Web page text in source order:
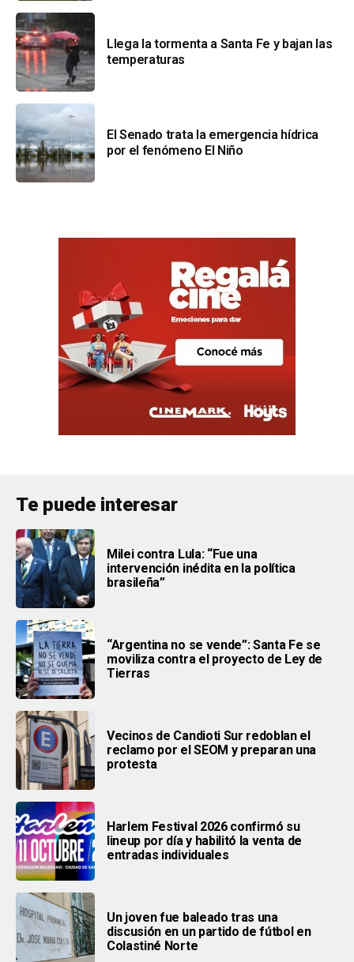
Llega la tormenta a Santa Fe y bajan las
temperaturas
El Senado trata la emergencia hídrica
por el fenómeno El Niño
Te puede interesar
Milei contra Lula: “Fue una
intervención inédita en la política
brasileña”
“Argentina no se vende”: Santa Fe se
moviliza contra el proyecto de Ley de
Tierras
Vecinos de Candioti Sur redoblan el
reclamo por el SEOM y preparan una
protesta
Harlem Festival 2026 confirmó su
lineup por día y habilitó la venta de
entradas individuales
Un joven fue baleado tras una
discusión en un partido de fútbol en
Colastiné Norte